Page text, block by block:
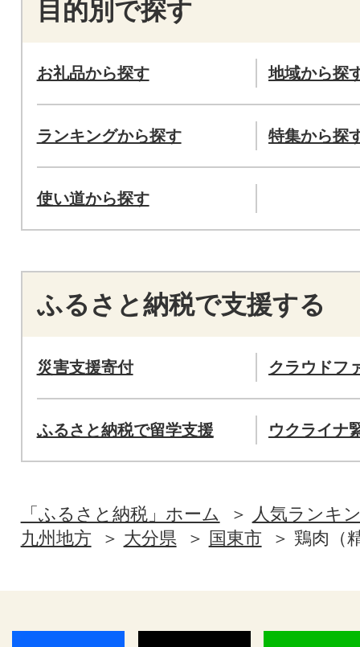
目的別で探す
お礼品から探す 地域から探
ランキングから探す 特集から探
使い道から探す
ふるさと納税で支援する
災害支援寄付 クラウドフ
ふるさと納税で留学支援 ウクライナ
「ふるさと納税」ホーム
人気ランキ
九州地方
大分県 国東市 鶏肉（